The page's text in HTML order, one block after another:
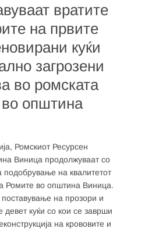
вратите
на првите
куќи
загрозени
во ромската
општина
Ромскиот Ресурсен
Виница продолжуваат со
подобрување на квалитетот
Ромите во општина Виница.
на прозори и
девет куќи со кои се заврши
на крововите и